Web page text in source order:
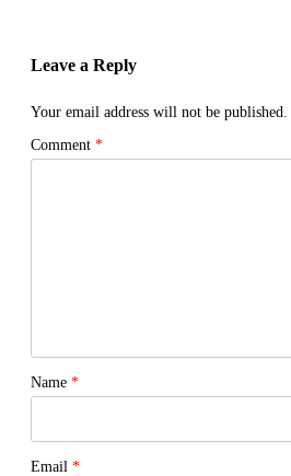
Leave a Reply
Your email address will not be published.
Comment *
Name *
Email *